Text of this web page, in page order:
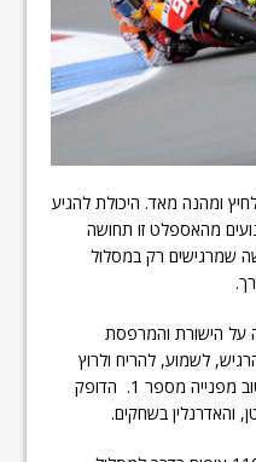
ומהנה מאד. היכולת להגיע
מהאספלט זו תחושה
שמרגישים רק במסלול
על הישורת והמרפסת
לשמוע, להריח ולרוץ
לחדר, למסכים, לראות מי יצא הכי טוב מפנייה מספר 1. הדופק
והאדרנלין בשחקים.